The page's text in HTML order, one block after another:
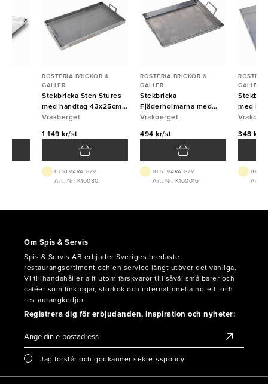
ROSTFRIA BRICKOR &
GALLER
Stekbricka Sten Stures
med handtag 43x25cm
5mm Vrakberget
Vrakberget
1 149 kr/st
BEST.VARA 1-2V
Art. Nr: K10080
ROSTFRIA BRICKOR &
GALLER
Stekbricka
Fjäderholmarna med
handtag 25x20cm 2mm
Vrakberget
494 kr/st
BEST.VARA 1-2V
Art. Nr: K100016
GALLER
med
1,2mm
348 kr/
Art.
Om Spis & Servis
Spis & Servis AB erbjuder Sveriges bredaste
restaurangsortiment och en service långt utöver det vanliga.
Vi tillhandahåller allt utom färskvaror till såväl små barer och
caféer som finkrogar, storkök och internationella hotell- och
restaurangkedjor.
Registrera dig för erbjudanden, inspiration och nyheter:
Jag förstår och godkänner sekretsspolicy